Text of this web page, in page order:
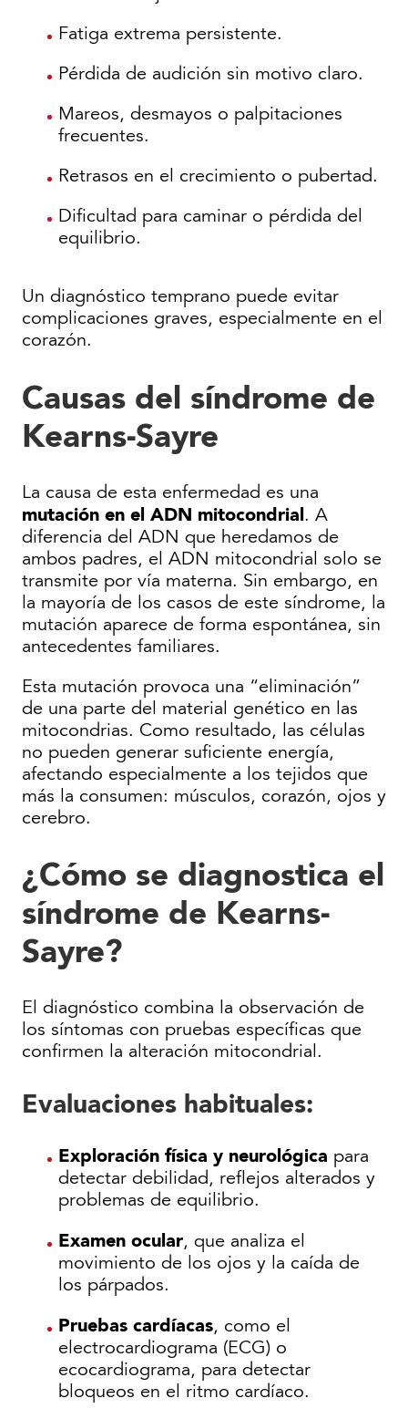
Fatiga extrema persistente.
Pérdida de audición sin motivo claro.
Mareos, desmayos o palpitaciones
frecuentes.
Retrasos en el crecimiento o pubertad.
Dificultad para caminar o pérdida del
equilibrio.
Un diagnóstico temprano puede evitar
complicaciones graves, especialmente en el
corazón.
Causas del síndrome de
Kearns-Sayre
La causa de esta enfermedad es una
mutación en el ADN mitocondrial. A
diferencia del ADN que heredamos de
ambos padres, el ADN mitocondrial solo se
transmite por vía materna. Sin embargo, en
la mayoría de los casos de este síndrome, la
mutación aparece de forma espontánea, sin
antecedentes familiares.
Esta mutación provoca una “eliminación”
de una parte del material genético en las
mitocondrias. Como resultado, las células
no pueden generar suficiente energía,
afectando especialmente a los tejidos que
más la consumen: músculos, corazón, ojos y
cerebro.
¿Cómo se diagnostica el
síndrome de Kearns-
Sayre?
El diagnóstico combina la observación de
los síntomas con pruebas específicas que
confirmen la alteración mitocondrial.
Evaluaciones habituales:
Exploración física y neurológica para
detectar debilidad, reflejos alterados y
problemas de equilibrio.
Examen ocular, que analiza el
movimiento de los ojos y la caída de
los párpados.
Pruebas cardíacas, como el
electrocardiograma (ECG) o
ecocardiograma, para detectar
bloqueos en el ritmo cardíaco.